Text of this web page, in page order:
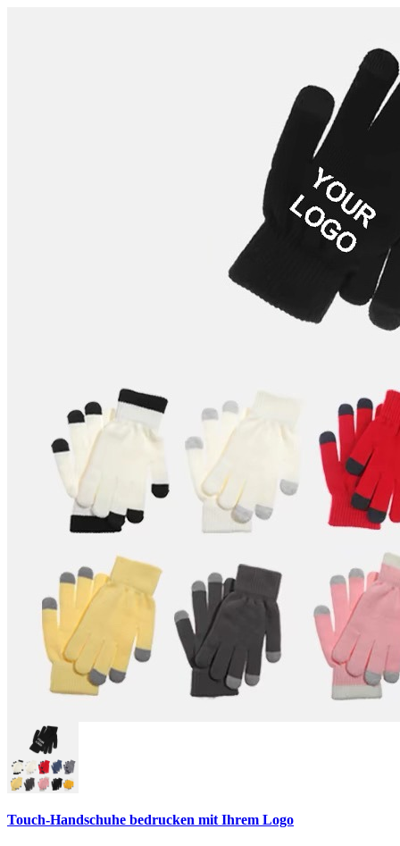
Touch-Handschuhe bedrucken mit Ihrem Logo